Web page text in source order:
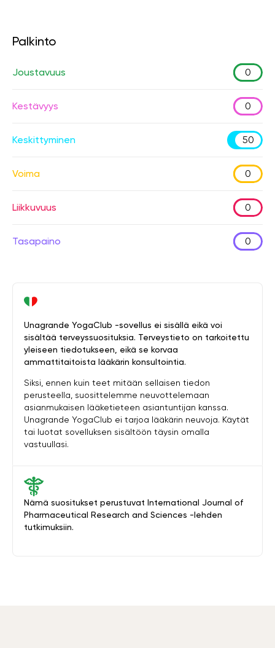
Palkinto
Joustavuus 0
Kestävyys 0
Keskittyminen 50
Voima 0
Liikkuvuus 0
Tasapaino 0
Nämä suositukset perustuvat International Journal of
Pharmaceutical Research and Sciences -lehden
tutkimuksiin.
Unagrande YogaClub -sovellus ei sisällä eikä voi
sisältää terveyssuosituksia. Terveystieto on tarkoitettu
yleiseen tiedotukseen, eikä se korvaa
ammattitaitoista lääkärin konsultointia.
Siksi, ennen kuin teet mitään sellaisen tiedon
perusteella, suosittelemme neuvottelemaan
asianmukaisen lääketieteen asiantuntijan kanssa.
Unagrande YogaClub ei tarjoa lääkärin neuvoja. Käytät
tai luotat sovelluksen sisältöön täysin omalla
vastuullasi.